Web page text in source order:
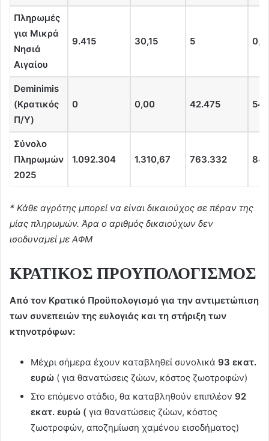
Πληρωμές
για Μικρά
Νησιά
Αιγαίου
9.415 30,15 5
Deminimis
(Κρατικός
Π/Υ)
0 0,00 42.475
Σύνολο
Πληρωμών
2025
1.092.304 1.310,67 763.332
* Κάθε αγρότης μπορεί να είναι δικαιούχος σε πέραν της
μίας πληρωμών. Άρα ο αριθμός δικαιούχων δεν
ισοδυναμεί με ΑΦΜ
ΚΡΑΤΙΚΟΣ ΠΡΟΥΠΟΛΟΓΙΣΜΟΣ
Από τον Κρατικό Προϋπολογισμό για την αντιμετώπιση
των συνεπειών της ευλογιάς και τη στήριξη των
κτηνοτρόφων:
Μέχρι σήμερα έχουν καταβληθεί συνολικά 93 εκατ.
ευρώ ( για θανατώσεις ζώων, κόστος ζωοτροφών)
Στο επόμενο στάδιο, θα καταβληθούν επιπλέον 92
εκατ. ευρώ ( για θανατώσεις ζώων, κόστος
ζωοτροφών, αποζημίωση χαμένου εισοδήματος)